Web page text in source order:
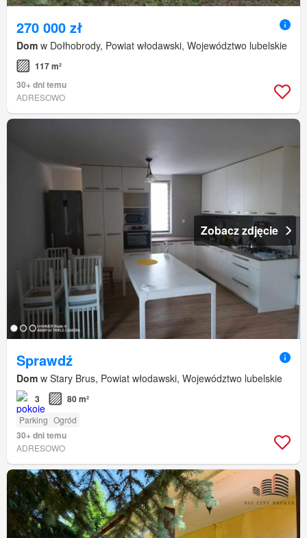
270 000 zł
Dom w Dołhobrody, Powiat włodawski, Województwo lubelskie
117 m²
30+ dni temu
ADRESOWO
Zobacz zdjęcie
Sprawdź
Dom w Stary Brus, Powiat włodawski, Województwo lubelskie
3 80 m²
Parking Ogród
30+ dni temu
ADRESOWO